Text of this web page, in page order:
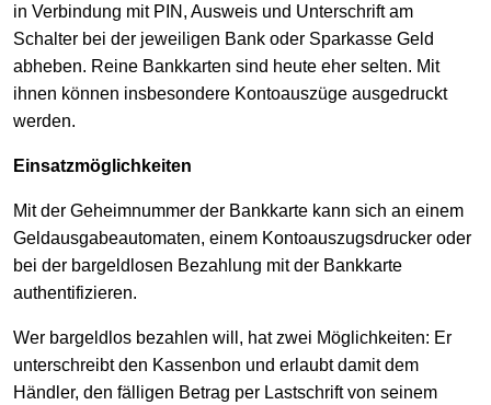
in Verbindung mit PIN, Ausweis und Unterschrift am
Schalter bei der jeweiligen Bank oder Sparkasse Geld
abheben. Reine Bankkarten sind heute eher selten. Mit
ihnen können insbesondere Kontoauszüge ausgedruckt
werden.
Einsatzmöglichkeiten
Mit der Geheimnummer der Bankkarte kann sich an einem
Geldausgabeautomaten, einem Kontoauszugsdrucker oder
bei der bargeldlosen Bezahlung mit der Bankkarte
authentifizieren.
Wer bargeldlos bezahlen will, hat zwei Möglichkeiten: Er
unterschreibt den Kassenbon und erlaubt damit dem
Händler, den fälligen Betrag per Lastschrift von seinem